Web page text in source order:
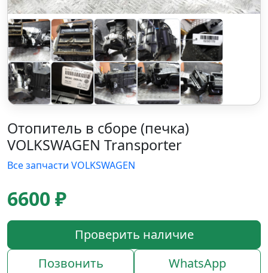
Отопитель в сборе (печка)
VOLKSWAGEN Transporter
Все запчасти VOLKSWAGEN
6600 ₽
Проверить наличие
Позвонить
WhatsApp